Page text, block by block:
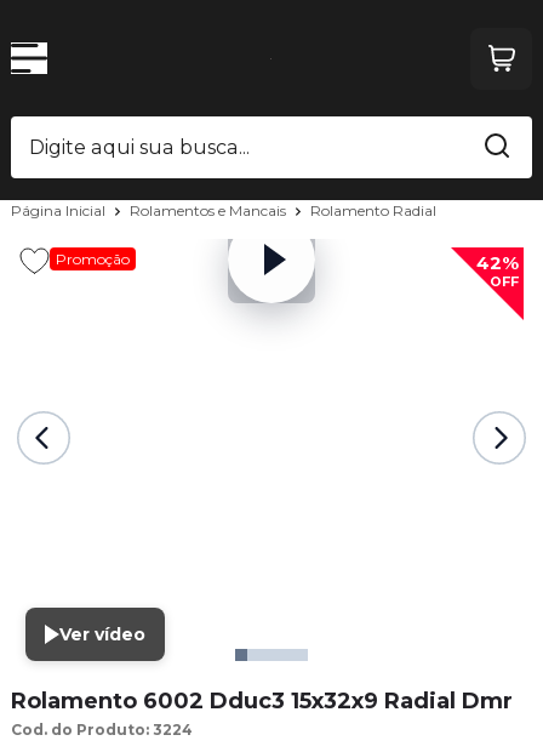
Página Inicial Rolamentos e Mancais Rolamento Radial
Promoção 42%
OFF
Ver vídeo
Rolamento 6002 Dduc3 15x32x9 Radial Dmr
Cod. do Produto: 3224